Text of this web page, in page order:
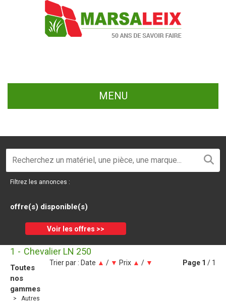
MENU
Filtrez les annonces :
offre(s) disponible(s)
Voir les offres >>
Toutes
nos
gammes
Autres
1 Chevalier LN 250
Trier par : Date ▲ / ▼ Prix ▲ / ▼ Page 1 / 1